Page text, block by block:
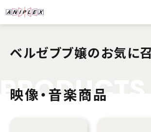
ベルゼブブ嬢のお気に召
PRODUC
映像・音楽商品